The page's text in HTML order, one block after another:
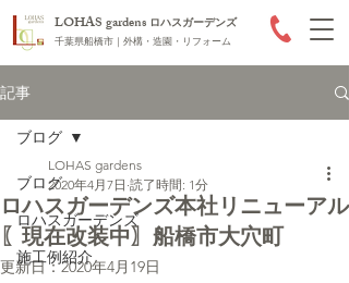
LOHAS gardens ロハスガーデンズ
千葉県船橋市｜外構・造園・リフォーム
記事
ブログ
ロハスガーデンズ
施工例紹介
ブログ
ロハスガーデンズ本社リニューアル
〖現在改装中〗船橋市大穴町
LOHAS gardens
2020年4月7日 読了時間: 1分
更新日：2020年4月19日